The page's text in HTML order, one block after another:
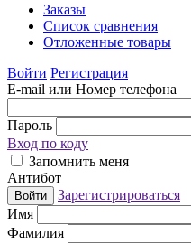
Заказы
Список сравнения
Отложенные товары
Войти Регистрация
E-mail или Номер телефона
Пароль
Вход по коду
Запомнить меня
Антибот
Войти
Зарегистрироваться
Имя
Фамилия